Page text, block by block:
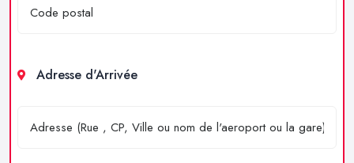
Adresse d'Arrivée